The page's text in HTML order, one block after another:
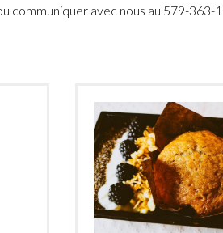
communiquer avec nous au 579-363-